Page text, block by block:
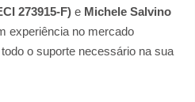
273915-F) e Michele Salvino
experiência no mercado
o suporte necessário na sua